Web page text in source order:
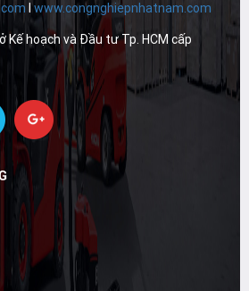
Iwww.congnghiepnhatnam.com
Kế hoạch và Đầu tư Tp. HCM cấp